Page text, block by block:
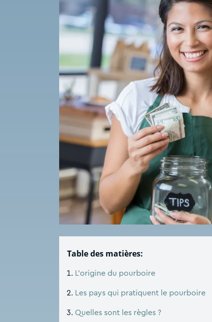
Table des matières:
L’origine du pourboire
Les pays qui pratiquent le pourboire
Quelles sont les règles ?